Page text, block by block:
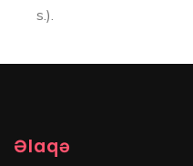
s.).
Əlaqə